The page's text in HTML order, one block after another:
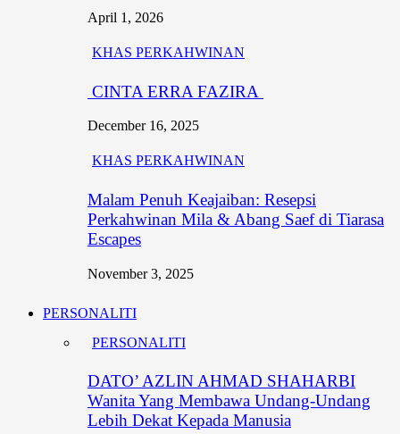
April 1, 2026
KHAS PERKAHWINAN
CINTA ERRA FAZIRA
December 16, 2025
KHAS PERKAHWINAN
Malam Penuh Keajaiban: Resepsi
Perkahwinan Mila & Abang Saef di Tiarasa
Escapes
November 3, 2025
PERSONALITI
PERSONALITI
DATO’ AZLIN AHMAD SHAHARBI
Wanita Yang Membawa Undang-Undang
Lebih Dekat Kepada Manusia